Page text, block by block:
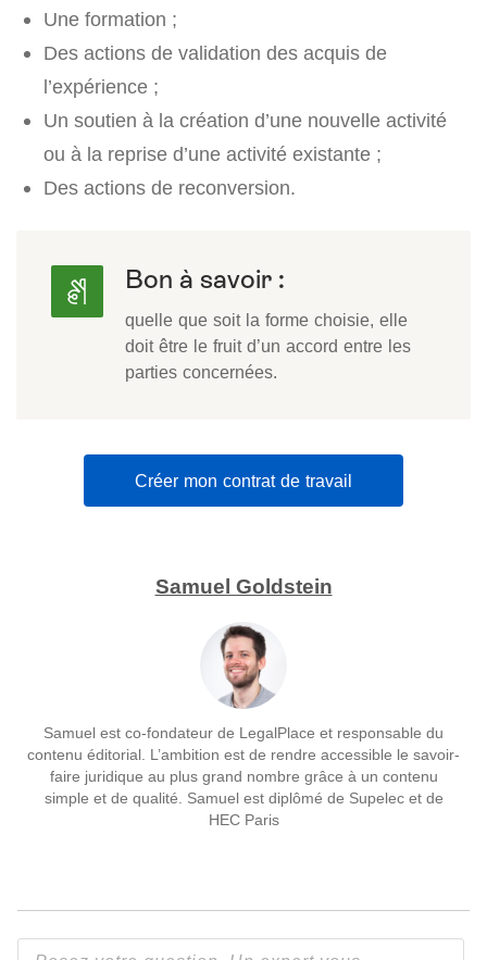
Une formation ;
Des actions de validation des acquis de
l’expérience ;
Un soutien à la création d’une nouvelle activité
ou à la reprise d’une activité existante ;
Des actions de reconversion.
Bon à savoir :
quelle que soit la forme choisie, elle
doit être le fruit d’un accord entre les
parties concernées.
Créer mon contrat de travail
Samuel Goldstein
Samuel est co-fondateur de LegalPlace et responsable du
contenu éditorial. L’ambition est de rendre accessible le savoir-
faire juridique au plus grand nombre grâce à un contenu
simple et de qualité. Samuel est diplômé de Supelec et de
HEC Paris